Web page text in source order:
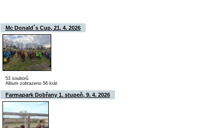
Mc Donald´s Cup, 21. 4. 2026
53 souborů
Album zobrazeno 56 krát
Farmapark Dobřany 1. stupeň, 9. 4. 2026